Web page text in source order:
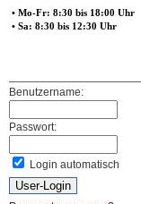
• Mo-Fr: 8:30 bis 18:00 Uhr
• Sa: 8:30 bis 12:30 Uhr
Benutzername:
Passwort:
Login automatisch